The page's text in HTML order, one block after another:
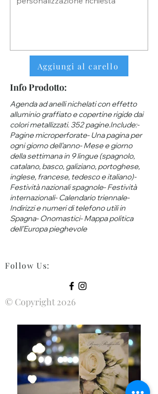
Aggiungi al carello
Info Prodotto:
Agenda ad anelli nichelati con effetto
alluminio graffiato e copertine rigide dai
colori metallizzati. 352 pagine.Include:-
Pagine microperforate- Una pagina per
ogni giorno dell'anno- Mese e giorno
della settimana in 9 lingue (spagnolo,
catalano, basco, galiziano, portoghese,
inglese, francese, tedesco e italiano)-
Festività nazionali spagnole- Festività
internazionali- Calendario triennale-
Indirizzi e numeri di telefono utili in
Spagna- Onomastici- Mappa politica
dell’Europa pieghevole
Follow Us:
© Copyright 2026